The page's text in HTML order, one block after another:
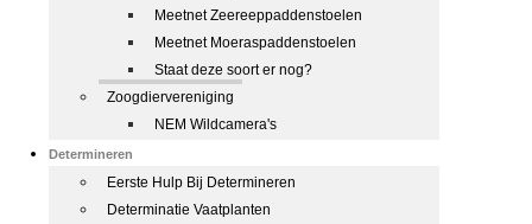
Meetnet Zeereeppaddenstoelen
Meetnet Moeraspaddenstoelen
Staat deze soort er nog?
Zoogdiervereniging
NEM Wildcamera's
Determineren
Eerste Hulp Bij Determineren
Determinatie Vaatplanten